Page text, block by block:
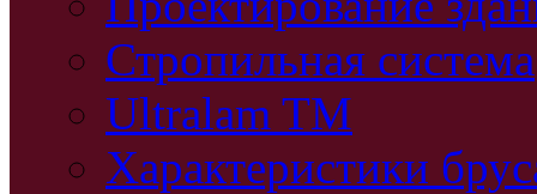
Стропильная система
Ultralam TM
Характеристики